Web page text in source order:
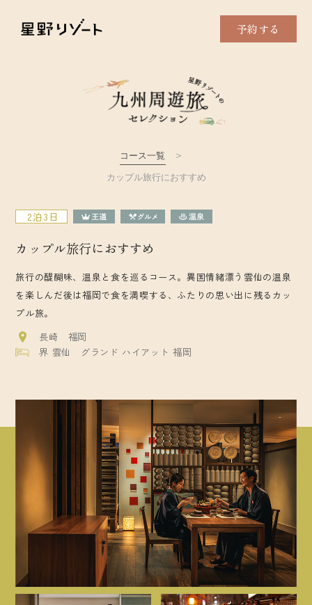
予約する
コース一覧
カップル旅行におすすめ
2泊3日
カップル旅行におすすめ
旅行の醍醐味、温泉と食を巡るコース。異国情緒漂う雲仙の温泉
を楽しんだ後は福岡で食を満喫する、ふたりの思い出に残るカッ
プル旅。
長崎
福岡
界 雲仙
グランド ハイアット 福岡